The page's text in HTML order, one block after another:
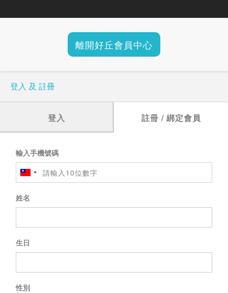
離開好丘會員中心
登入 及 註冊
登入 註冊 / 綁定會員
輸入手機號碼
姓名
生日
性別